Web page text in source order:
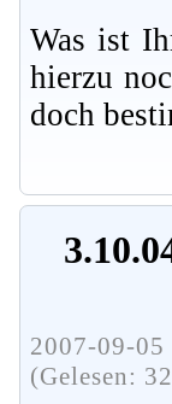
Was ist
hierzu
doch
2007-09-
(Gelesen: